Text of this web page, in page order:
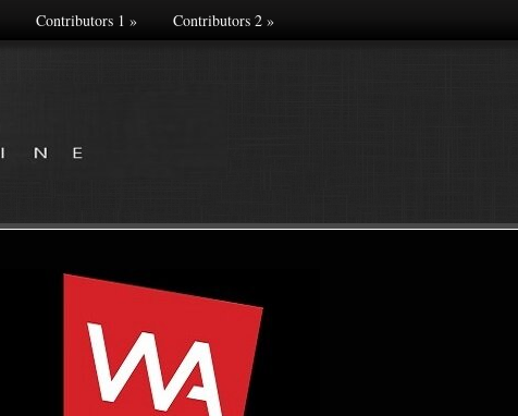
Contributors 1 » Contributors 2»